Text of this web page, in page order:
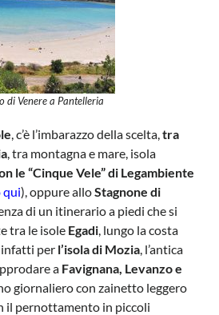
di Venere a Pantelleria
, c’è l’imbarazzo della scelta,tra
, tra montagna e mare, isola
le “Cinque Vele” di Legambiente
qui), oppure alloStagnone di
di un itinerario a piedi che si
tra le isole Egadi, lungo la costa
infatti perl’isola di Mozia, l’antica
a Favignana, Levanzo e
giornaliero con zainetto leggero
il pernottamento in piccoli